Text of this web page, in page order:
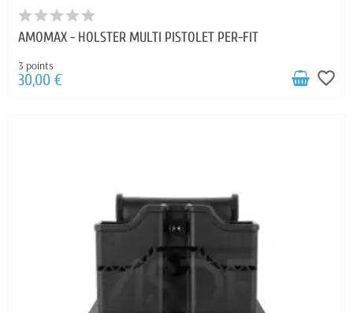
AMOMAX - HOLSTER MULTI PISTOLET PER-FIT
3 points
30,00 € favorite_border